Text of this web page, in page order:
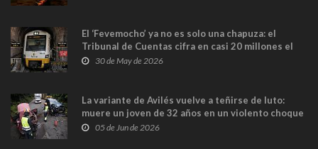
El ‘Fevemocho’ ya no es solo una chapuza: el
Tribunal de Cuentas cifra en casi 20 millones el
sobrecoste de los trenes que no cabían por los
30 de May de 2026
La variante de Avilés vuelve a teñirse de luto:
muere un joven de 32 años en un violento choque
frontal
05 de Jun de 2026